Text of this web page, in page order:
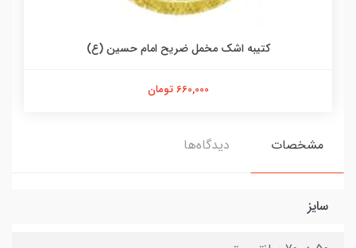
کتیبه اشک مخمل ضریح امام حسین (ع)
660,000 تومان
مشخصات دیدگاه‌ها
سایز